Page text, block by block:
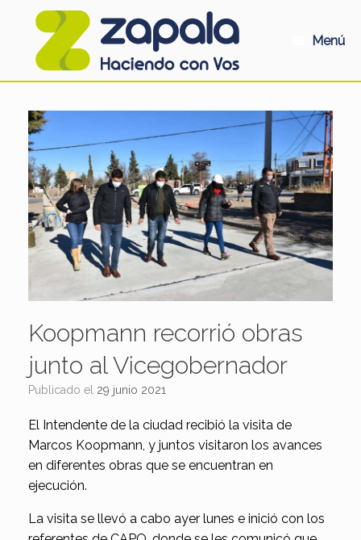
Menú
Koopmann recorrió obras
junto al Vicegobernador
Publicado el 29 junio 2021
El Intendente de la ciudad recibió la visita de
Marcos Koopmann, y juntos visitaron los avances
en diferentes obras que se encuentran en
ejecución.
La visita se llevó a cabo ayer lunes e inició con los